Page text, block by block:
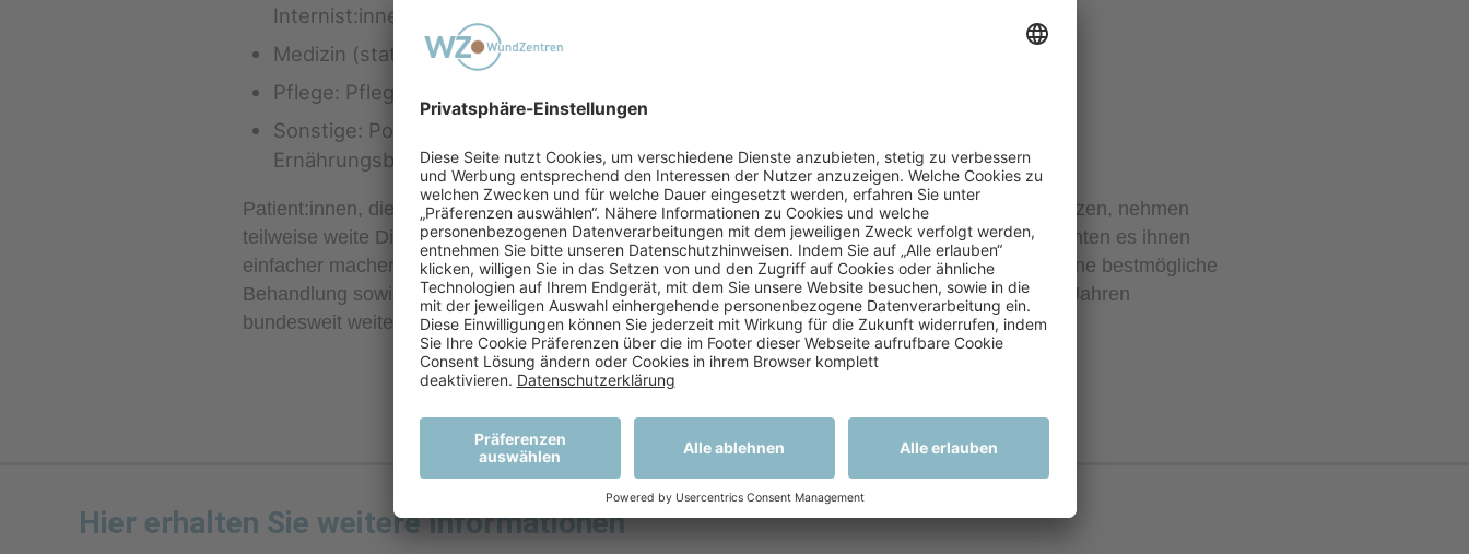
Internist:innen/Diabetolog:innen, Dermatolog:innen, Nephrolog:innen, etc.)
Medizin (stationär): Krankenhäuser und Rehakliniken
Pflege: Pflegedienste, Heime und andere ambulante Pflegeeinrichtungen
Sonstige: Podolog:innen, Orthopädieschuhmacher:innen, Physiotherapeut:innen und
Ernährungsberater:innen
Patient:innen, die unser Behandlungsangebot und unsere multidisziplinäre Betreuung wertschätzen, nehmen
teilweise weite Distanzen auf sich, um in unseren Spezialpraxen behandelt zu werden. Wir möchten es ihnen
einfacher machen und Standorte deutschlandweit eröffnen. Um dieses Ziel zu realisieren und eine bestmögliche
Behandlung sowie Betreuung unserer Patient:innen zu gewährleisten, werden in den nächsten Jahren
bundesweit weitere Standorte eröffnet.
Hier erhalten Sie weitere Informationen